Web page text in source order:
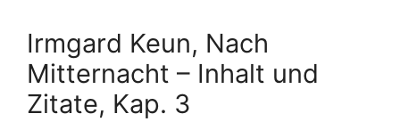
Irmgard Keun, Nach
Mitternacht – Inhalt und
Zitate, Kap. 3